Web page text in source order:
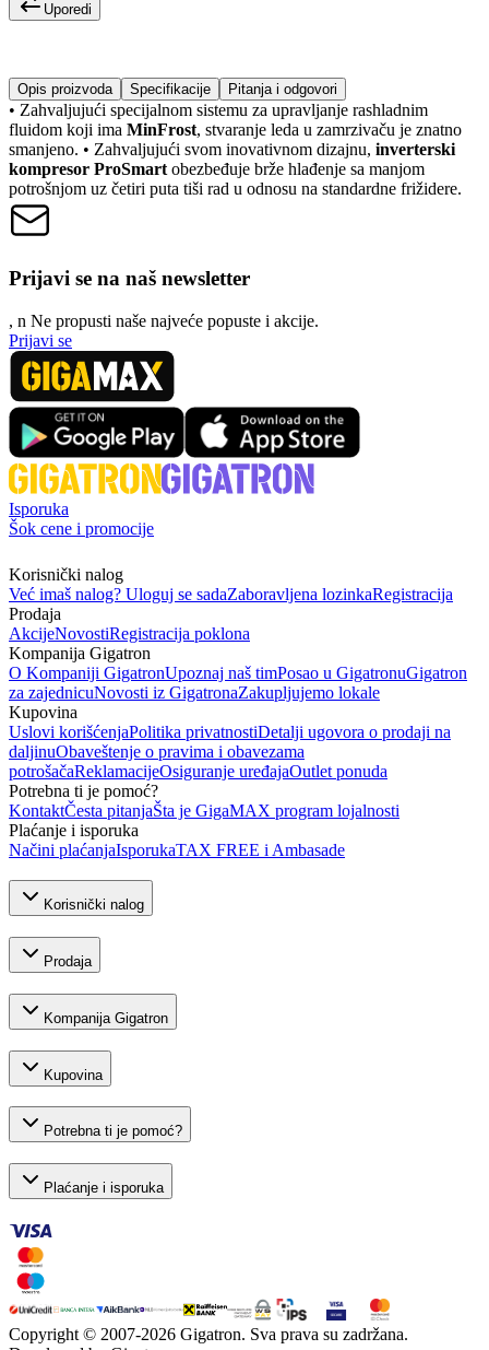
Uporedi
Opis proizvoda Specifikacije Pitanja i odgovori
• Zahvaljujući specijalnom sistemu za upravljanje rashladnim
fluidom koji ima MinFrost, stvaranje leda u zamrzivaču je znatno
smanjeno. • Zahvaljujući svom inovativnom dizajnu, inverterski
kompresor ProSmart obezbeđuje brže hlađenje sa manjom
potrošnjom uz četiri puta tiši rad u odnosu na standardne frižidere.
Prijavi se na naš newsletter
, n Ne propusti naše najveće popuste i akcije.
Prijavi se
Isporuka
Šok cene i promocije
Korisnički nalog
Već imaš nalog? Uloguj se sadaZaboravljena lozinkaRegistracija
Prodaja
AkcijeNovostiRegistracija poklona
Kompanija Gigatron
O Kompaniji GigatronUpoznaj naš timPosao u GigatronuGigatron
za zajednicuNovosti iz GigatronaZakupljujemo lokale
Kupovina
Uslovi korišćenjaPolitika privatnostiDetalji ugovora o prodaji na
daljinuObaveštenje o pravima i obavezama
potrošačaReklamacijeOsiguranje uređajaOutlet ponuda
Potrebna ti je pomoć?
KontaktČesta pitanjaŠta je GigaMAX program lojalnosti
Plaćanje i isporuka
Načini plaćanjaIsporukaTAX FREE i Ambasade
Korisnički nalog
Prodaja
Kompanija Gigatron
Kupovina
Potrebna ti je pomoć?
Plaćanje i isporuka
Copyright © 2007-2026 Gigatron. Sva prava su zadržana.